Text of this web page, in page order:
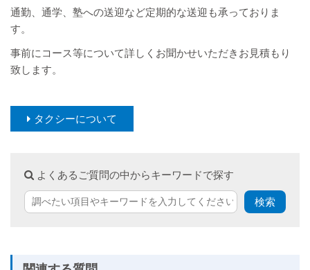
通勤、通学、塾への送迎など定期的な送迎も承っておりま
す。
事前にコース等について詳しくお聞かせいただきお見積もり
致します。
タクシーについて
よくあるご質問の中からキーワードで探す